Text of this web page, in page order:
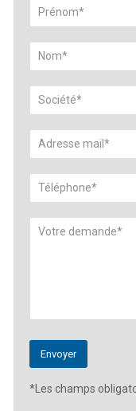
*Les champs